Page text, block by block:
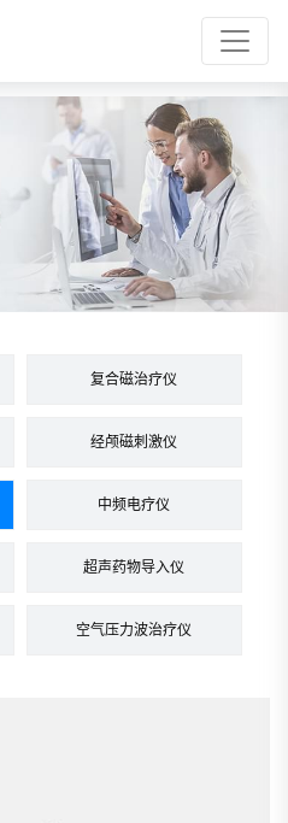
复合磁治疗仪
经颅磁刺激仪
中频电疗仪
超声药物导入仪
空气压力波治疗仪